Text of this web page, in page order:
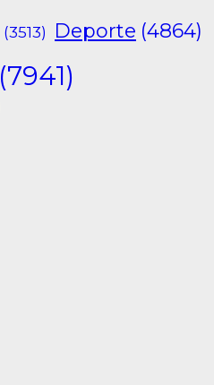
(3513) Deporte (4864)
(7941)